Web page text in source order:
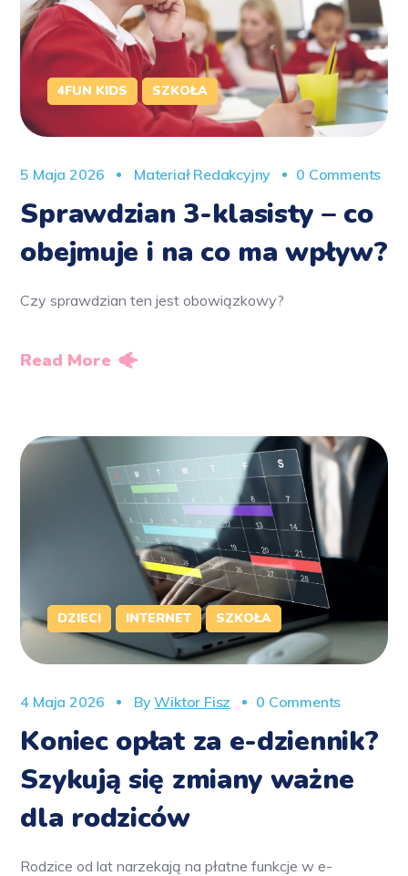
4FUN KIDS SZKOŁA
5 Maja 2026 Materiał Redakcyjny 0 Comments
Sprawdzian 3-klasisty – co
obejmuje i na co ma wpływ?
Czy sprawdzian ten jest obowiązkowy?
Read More
DZIECI INTERNET SZKOŁA
4 Maja 2026 ByWiktor Fisz 0 Comments
Koniec opłat za e-dziennik?
Szykują się zmiany ważne
dla rodziców
Rodzice od lat narzekają na płatne funkcje w e-